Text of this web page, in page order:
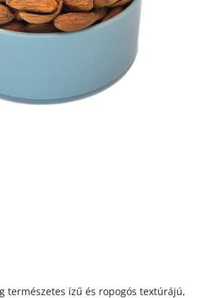
természetes ízű és ropogós textúrájú,